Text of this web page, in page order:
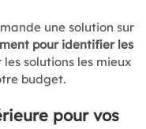
une solution sur
pour identifier les
solutions les mieux
budget.
pour vos